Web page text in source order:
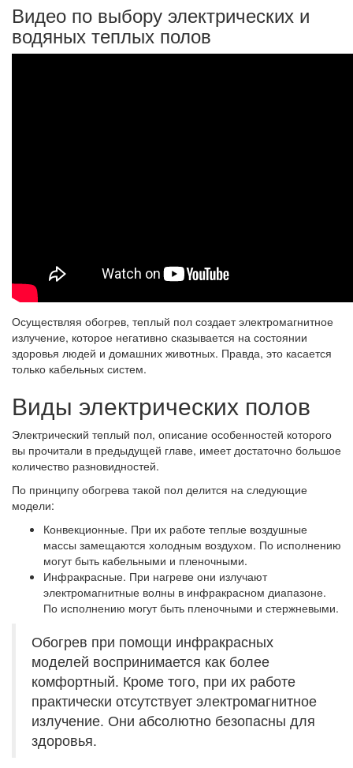
Видео по выбору электрических и
водяных теплых полов
Осуществляя обогрев, теплый пол создает электромагнитное
излучение, которое негативно сказывается на состоянии
здоровья людей и домашних животных. Правда, это касается
только кабельных систем.
Виды электрических полов
Электрический теплый пол, описание особенностей которого
вы прочитали в предыдущей главе, имеет достаточно большое
количество разновидностей.
По принципу обогрева такой пол делится на следующие
модели:
Конвекционные. При их работе теплые воздушные
массы замещаются холодным воздухом. По исполнению
могут быть кабельными и пленочными.
Инфракрасные. При нагреве они излучают
электромагнитные волны в инфракрасном диапазоне.
По исполнению могут быть пленочными и стержневыми.
Обогрев при помощи инфракрасных
моделей воспринимается как более
комфортный. Кроме того, при их работе
практически отсутствует электромагнитное
излучение. Они абсолютно безопасны для
здоровья.